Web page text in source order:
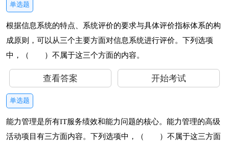
单选题
根据信息系统的特点、系统评价的要求与具体评价指标体系的构
成原则，可以从三个主要方面对信息系统进行评价。下列选项
中，（ ）不属于这三个方面的内容。
查看答案 开始考试
单选题
能力管理是所有IT服务绩效和能力问题的核心。能力管理的高级
活动项目有三方面内容。下列选项中，（ ）不属于这三方面